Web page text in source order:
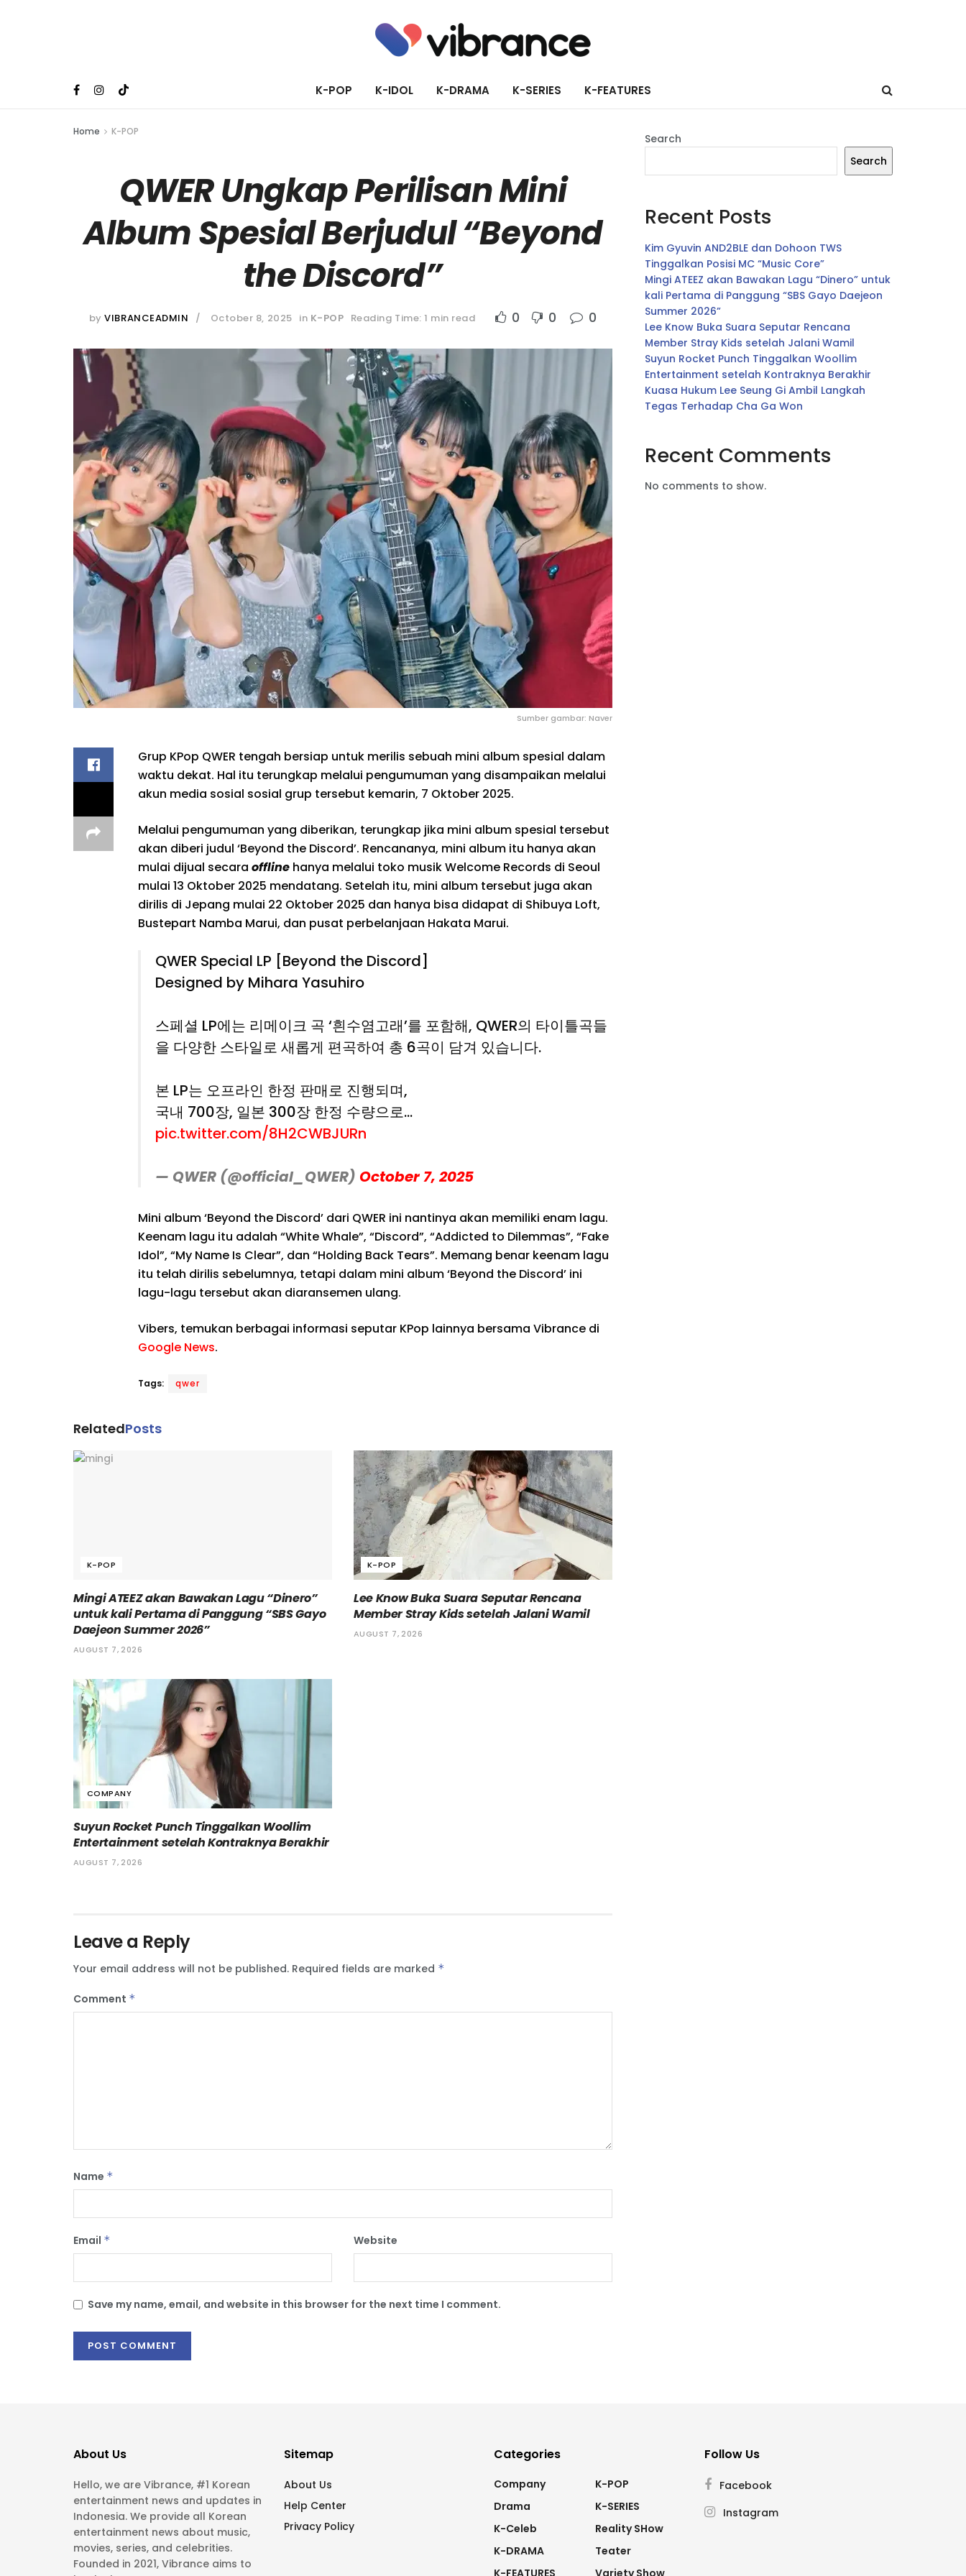
K-POP K-IDOL K-DRAMA K-SERIES K-FEATURES
Home K-POP
QWER Ungkap Perilisan Mini
Album Spesial Berjudul “Beyond
the Discord”
by VIBRANCEADMIN October 8, 2025 in K-POP Reading Time: 1 min read 0 0 0
Sumber gambar: Naver
Grup KPop QWER tengah bersiap untuk merilis sebuah mini album spesial dalam
waktu dekat. Hal itu terungkap melalui pengumuman yang disampaikan melalui
akun media sosial sosial grup tersebut kemarin, 7 Oktober 2025.
Melalui pengumuman yang diberikan, terungkap jika mini album spesial tersebut
akan diberi judul ‘Beyond the Discord’. Rencananya, mini album itu hanya akan
mulai dijual secara offline hanya melalui toko musik Welcome Records di Seoul
mulai 13 Oktober 2025 mendatang. Setelah itu, mini album tersebut juga akan
dirilis di Jepang mulai 22 Oktober 2025 dan hanya bisa didapat di Shibuya Loft,
Bustepart Namba Marui, dan pusat perbelanjaan Hakata Marui.
QWER Special LP [Beyond the Discord]
Designed by Mihara Yasuhiro
스페셜 LP에는 리메이크 곡 ‘흰수염고래’를 포함해, QWER의 타이틀곡들
을 다양한 스타일로 새롭게 편곡하여 총 6곡이 담겨 있습니다.
본 LP는 오프라인 한정 판매로 진행되며,
국내 700장, 일본 300장 한정 수량으로…
pic.twitter.com/8H2CWBJURn
— QWER (@official_QWER) October 7, 2025
Mini album ‘Beyond the Discord’ dari QWER ini nantinya akan memiliki enam lagu.
Keenam lagu itu adalah “White Whale”, “Discord”, “Addicted to Dilemmas”, “Fake
Idol”, “My Name Is Clear”, dan “Holding Back Tears”. Memang benar keenam lagu
itu telah dirilis sebelumnya, tetapi dalam mini album ‘Beyond the Discord’ ini
lagu-lagu tersebut akan diaransemen ulang.
Vibers, temukan berbagai informasi seputar KPop lainnya bersama Vibrance di
Google News.
Tags: qwer
RelatedPosts
K-POP
Mingi ATEEZ akan Bawakan Lagu “Dinero”
untuk kali Pertama di Panggung “SBS Gayo
Daejeon Summer 2026”
AUGUST 7, 2026
K-POP
Lee Know Buka Suara Seputar Rencana
Member Stray Kids setelah Jalani Wamil
AUGUST 7, 2026
COMPANY
Suyun Rocket Punch Tinggalkan Woollim
Entertainment setelah Kontraknya Berakhir
AUGUST 7, 2026
Leave a Reply
Your email address will not be published. Required fields are marked *
Comment *
Name *
Email * Website
Save my name, email, and website in this browser for the next time I comment.
Search
Search
Recent Posts
Kim Gyuvin AND2BLE dan Dohoon TWS
Tinggalkan Posisi MC “Music Core”
Mingi ATEEZ akan Bawakan Lagu “Dinero” untuk
kali Pertama di Panggung “SBS Gayo Daejeon
Summer 2026”
Lee Know Buka Suara Seputar Rencana
Member Stray Kids setelah Jalani Wamil
Suyun Rocket Punch Tinggalkan Woollim
Entertainment setelah Kontraknya Berakhir
Kuasa Hukum Lee Seung Gi Ambil Langkah
Tegas Terhadap Cha Ga Won
Recent Comments
No comments to show.
About Us
Hello, we are Vibrance, #1 Korean
entertainment news and updates in
Indonesia. We provide all Korean
entertainment news about music,
movies, series, and celebrities.
Founded in 2021, Vibrance aims to
Sitemap
About Us
Help Center
Privacy Policy
Categories
Company
Drama
K-Celeb
K-DRAMA
K-FEATURES
K-POP
K-SERIES
Reality SHow
Teater
Variety Show
Follow Us
Facebook
Instagram